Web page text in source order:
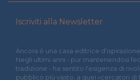
Iscriviti alla Newsletter
Àncora è una casa editrice
Negli ultimi anni - pur mantenendosi
tradizione - ha sentito l'esigenza di
pubblico più vasto, a quei «cercatori di